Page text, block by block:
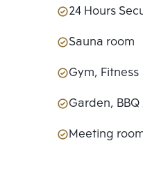
24 Hours
Sauna room
Gym, Fitness
Garden,
Meeting